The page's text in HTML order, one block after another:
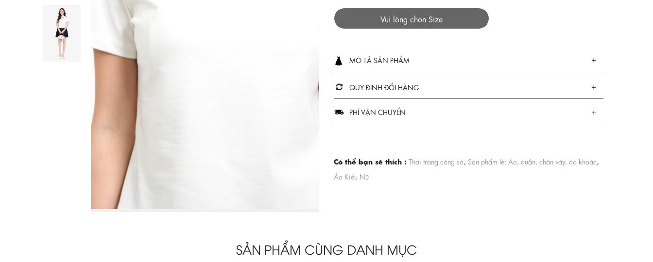
Vui lòng chọn Size
MÔ TẢ SẢN PHẨM
QUY ĐỊNH ĐỔI HÀNG
PHÍ VẬN CHUYỂN
Có thể bạn sẽ thích : Thời trang công sở, Sản phẩm lẻ: Áo, quần, chân váy, áo khoác,
Áo Kiểu Nữ
SẢN PHẨM CÙNG DANH MỤC